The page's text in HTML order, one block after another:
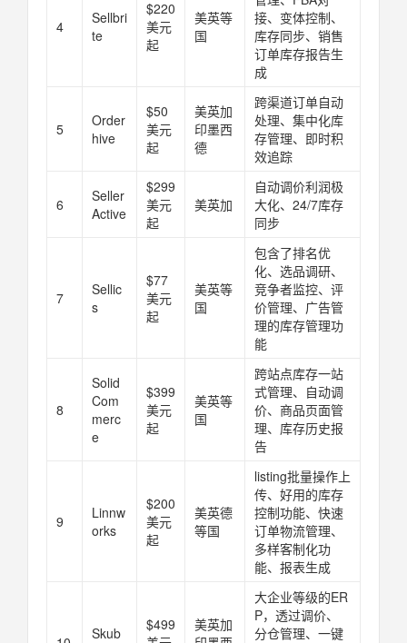
4
Sellbri
te
$220
美元
起
美英等
国
接、变体控制、
库存同步、销售
订单库存报告生
成
5
Order
hive
$50
美元
起
美英加
印墨西
德
跨渠道订单自动
处理、集中化库
存管理、即时积
效追踪
6
Seller
Active
$299
美元
起
美英加
自动调价利润极
大化、24/7库存
同步
7
Sellic
s
$77
美元
起
美英等
国
包含了排名优
化、选品调研、
竞争者监控、评
价管理、广告管
理的库存管理功
能
8
Solid
Com
merc
e
$399
美元
起
美英等
国
跨站点库存一站
式管理、自动调
价、商品页面管
理、库存历史报
告
9
Linnw
orks
$200
美元
起
美英德
等国
listing批量操作上
传、好用的库存
控制功能、快速
订单物流管理、
多样客制化功
能、报表生成
Skub
$499
美英加
大企业等级的ER
P，透过调价、
分仓管理、一键